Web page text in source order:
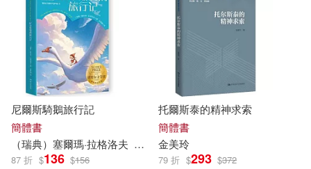
E. M. 佛斯特(4) G.T.卡柏(4)
[英]赫伯特·喬治·威爾斯（Herbert G
eorge Wells）(4)
《提升數學能力讀本》編輯部(4)
スティーヴン・モファット(4)
中國少年兒童出版社(18)
北京理工大學出版社(18)
北京郵電大學出版社(18)
天下雜誌(18) 文物出版社(18)
尼爾斯騎鵝旅行記
簡體書
（瑞典）塞爾瑪·拉格洛夫 石琴娥
87 折 $136 $156
托爾斯泰的精神求索
簡體書
金美玲
79 折 $293 $372